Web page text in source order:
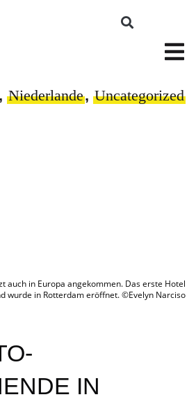
, Niederlande, Uncategorized
auch in Europa angekommen. Das erste Hotel
wurde in Rotterdam eröffnet. ©Evelyn Narciso
IN